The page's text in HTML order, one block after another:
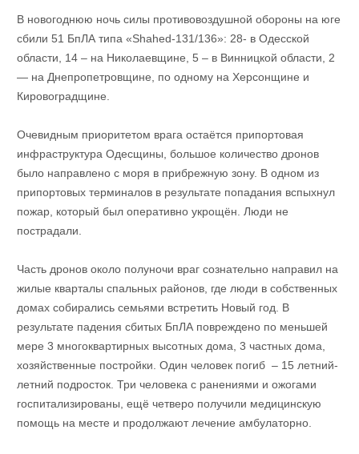
В новогоднюю ночь силы противовоздушной обороны на юге
сбили 51 БпЛА типа «Shahed-131/136»: 28- в Одесской
области, 14 – на Николаевщине, 5 – в Винницкой области, 2
— на Днепропетровщине, по одному на Херсонщине и
Кировоградщине.
Очевидным приоритетом врага остаётся припортовая
инфраструктура Одесщины, большое количество дронов
было направлено с моря в прибрежную зону. В одном из
припортовых терминалов в результате попадания вспыхнул
пожар, который был оперативно укрощён. Люди не
пострадали.
Часть дронов около полуночи враг сознательно направил на
жилые кварталы спальных районов, где люди в собственных
домах собирались семьями встретить Новый год. В
результате падения сбитых БпЛА повреждено по меньшей
мере 3 многоквартирных высотных дома, 3 частных дома,
хозяйственные постройки. Один человек погиб – 15 летний-
летний подросток. Три человека с ранениями и ожогами
госпитализированы, ещё четверо получили медицинскую
помощь на месте и продолжают лечение амбулаторно.